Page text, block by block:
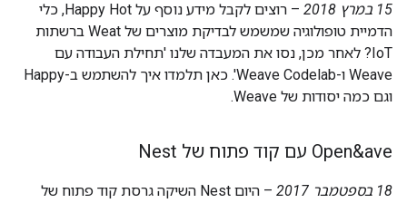
15 במרץ 2018
– רוצים לקבל מידע נוסף על Happy Hot, כלי
הדמיית טופולוגיה שמשמש לבדיקת מוצרים של Weat ברשתות
IoT? לאחר מכן, נסו את המעבדה שלנו 'תחילת העבודה עם
Weave ו-Weave Codelab'. כאן תלמדו איך להשתמש ב-Happy
וגם כמה יסודות של Weave.
Open&ave עם קוד פתוח של Nest
18 בספטמבר 2017
– היום Nest השיקה גרסת קוד פתוח של